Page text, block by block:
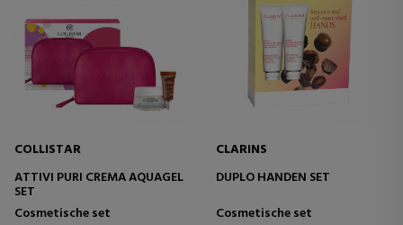
COLLISTAR
ATTIVI PURI CREMA AQUAGEL
SET
Cosmetische set
CLARINS
DUPLO HANDEN SET
Cosmetische set